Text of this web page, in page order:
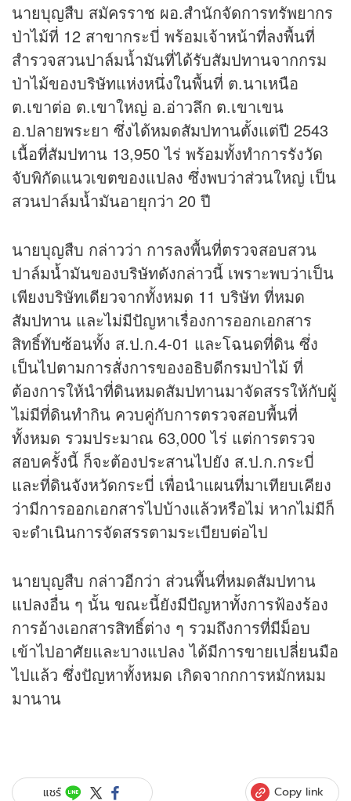
นายบุญสืบ สมัครราช ผอ.สำนักจัดการทรัพยากร
ป่าไม้ที่ 12 สาขากระบี่ พร้อมเจ้าหน้าที่ลงพื้นที่
สำรวจสวนปาล์มน้ำมันที่ได้รับสัมปทานจากกรม
ป่าไม้ของบริษัทแห่งหนึ่งในพื้นที่ ต.นาเหนือ
ต.เขาต่อ ต.เขาใหญ่ อ.อ่าวลึก ต.เขาเขน
อ.ปลายพระยา ซึ่งได้หมดสัมปทานตั้งแต่ปี 2543
เนื้อที่สัมปทาน 13,950 ไร่ พร้อมทั้งทำการรังวัด
จับพิกัดแนวเขตของแปลง ซึ่งพบว่าส่วนใหญ่ เป็น
สวนปาล์มน้ำมันอายุกว่า 20 ปี
นายบุญสืบ กล่าวว่า การลงพื้นที่ตรวจสอบสวน
ปาล์มน้ำมันของบริษัทดังกล่าวนี้ เพราะพบว่าเป็น
เพียงบริษัทเดียวจากทั้งหมด 11 บริษัท ที่หมด
สัมปทาน และไม่มีปัญหาเรื่องการออกเอกสาร
สิทธิ์ทับซ้อนทั้ง ส.ป.ก.4-01 และโฉนดที่ดิน ซึ่ง
เป็นไปตามการสั่งการของอธิบดีกรมป่าไม้ ที่
ต้องการให้นำที่ดินหมดสัมปทานมาจัดสรรให้กับผู้
ไม่มีที่ดินทำกิน ควบคู่กับการตรวจสอบพื้นที่
ทั้งหมด รวมประมาณ 63,000 ไร่ แต่การตรวจ
สอบครั้งนี้ ก็จะต้องประสานไปยัง ส.ป.ก.กระบี่
และที่ดินจังหวัดกระบี่ เพื่อนำแผนที่มาเทียบเคียง
ว่ามีการออกเอกสารไปบ้างแล้วหรือไม่ หากไม่มีก็
จะดำเนินการจัดสรรตามระเบียบต่อไป
นายบุญสืบ กล่าวอีกว่า ส่วนพื้นที่หมดสัมปทาน
แปลงอื่น ๆ นั้น ขณะนี้ยังมีปัญหาทั้งการฟ้องร้อง
การอ้างเอกสารสิทธิ์ต่าง ๆ รวมถึงการที่มีม็อบ
เข้าไปอาศัยและบางแปลง ได้มีการขายเปลี่ยนมือ
ไปแล้ว ซึ่งปัญหาทั้งหมด เกิดจากกการหมักหมม
มานาน
แชร์ Copy link